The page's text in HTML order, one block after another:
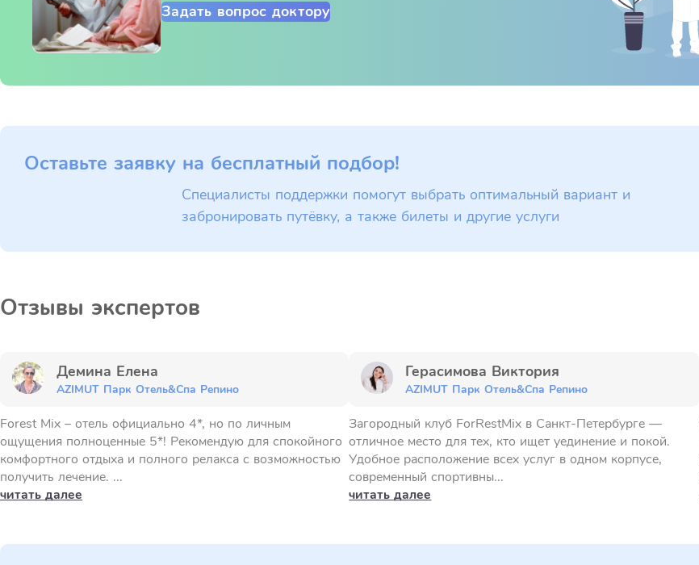
Задать вопрос доктору
Оставьте заявку на бесплатный подбор!
Специалисты поддержки помогут выбрать оптимальный вариант и
забронировать путёвку, а также билеты и другие услуги
Отзывы экспертов
Демина Елена
AZIMUT Парк Отель&Спа Репино
Forest Mix – отель официально 4*, но по личным
ощущения полноценные 5*! Рекомендую для спокойного
комфортного отдыха и полного релакса с возможностью
получить лечение. ...
читать далее
Герасимова Виктория
AZIMUT Парк Отель&Спа Репино
Загородный клуб ForRestMix в Санкт-Петербурге —
отличное место для тех, кто ищет уединение и покой.
Удобное расположение всех услуг в одном корпусе,
современный спортивны...
читать далее